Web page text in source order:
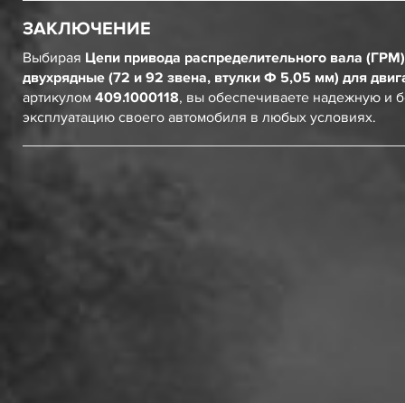
ЗАКЛЮЧЕНИЕ
Выбирая Цепи привода распределительного вала (ГРМ)
двухрядные (72 и 92 звена, втулки Ф 5,05 мм) для
артикулом 409.1000118, вы обеспечиваете надежную и
эксплуатацию своего автомобиля в любых условиях.